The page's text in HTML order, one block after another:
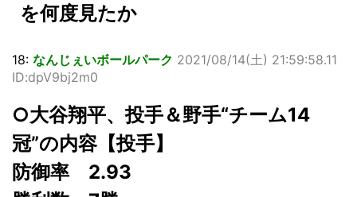
を何度見たか
18: なんじぇいボールパーク 2021/08/14(土) 21:59:58.11
ID:dpV9bj2m0
○大谷翔平、投手＆野手“チーム14
冠”の内容【投手】
防御率 2.93